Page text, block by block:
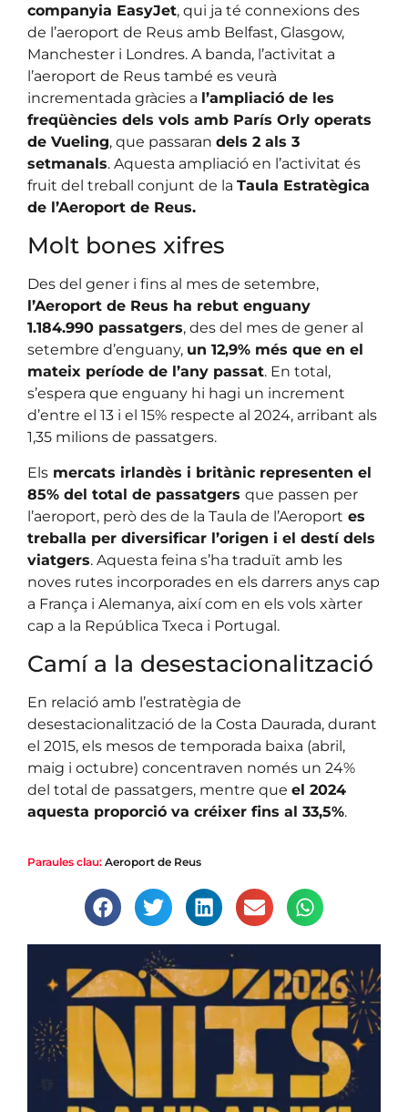
companyia EasyJet, qui ja té connexions des
de l’aeroport de Reus amb Belfast, Glasgow,
Manchester i Londres. A banda, l’activitat a
l’aeroport de Reus també es veurà
incrementada gràcies a l’ampliació de les
freqüències dels vols amb París Orly operats
de Vueling, que passaran dels 2 als 3
setmanals. Aquesta ampliació en l’activitat és
fruit del treball conjunt de la Taula Estratègica
de l’Aeroport de Reus.
Molt bones xifres
Des del gener i fins al mes de setembre,
l’Aeroport de Reus ha rebut enguany
1.184.990 passatgers, des del mes de gener al
setembre d’enguany, un 12,9% més que en el
mateix període de l’any passat. En total,
s’espera que enguany hi hagi un increment
d’entre el 13 i el 15% respecte al 2024, arribant als
1,35 milions de passatgers.
Els mercats irlandès i britànic representen el
85% del total de passatgers que passen per
l’aeroport, però des de la Taula de l’Aeroport es
treballa per diversificar l’origen i el destí dels
viatgers. Aquesta feina s’ha traduït amb les
noves rutes incorporades en els darrers anys cap
a França i Alemanya, així com en els vols xàrter
cap a la República Txeca i Portugal.
Camí a la desestacionalització
En relació amb l’estratègia de
desestacionalització de la Costa Daurada, durant
el 2015, els mesos de temporada baixa (abril,
maig i octubre) concentraven només un 24%
del total de passatgers, mentre que el 2024
aquesta proporció va créixer fins al 33,5%.
Paraules clau: Aeroport de Reus